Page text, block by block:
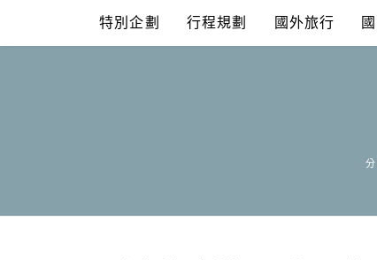
content
特別企劃 行程規劃 國外旅行